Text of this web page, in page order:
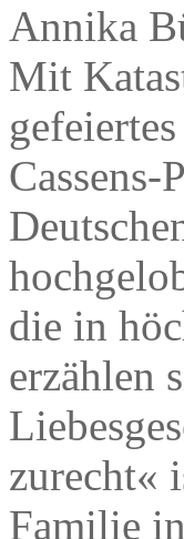
Annika
Mit
Cassens-
die in
erzählen
zurecht«
Familie